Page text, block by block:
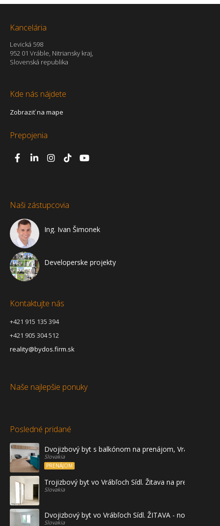
Kancelária
Levická 598
952 01 Vráble, Nitriansky kraj,
Slovenská republika
Kde nás nájdete
Zobraziť na mape
Prepojenia
Naši zástupcovia
Ing. Ivan Šimonek
Developerske projekty
Kontaktujte nás
+421 915 135 394
+421 905 304 512
reality@bydos.firm.sk
Naše najlepšie ponuky
Posledné pridané
Dvojizbový byt s balkónom na prenájom, Vráble
Slovakia
PRENÁJOM
Trojizbový byt vo Vrábľoch Sídl. Žitava na predaj - prvé
Slovakia
Dvojizbový byt vo Vrábľoch Sídl. ŽITAVA - novostavba
Slovakia